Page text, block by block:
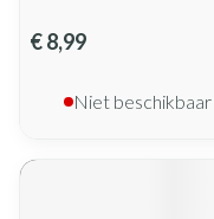
€ 8,99
Niet beschikbaar